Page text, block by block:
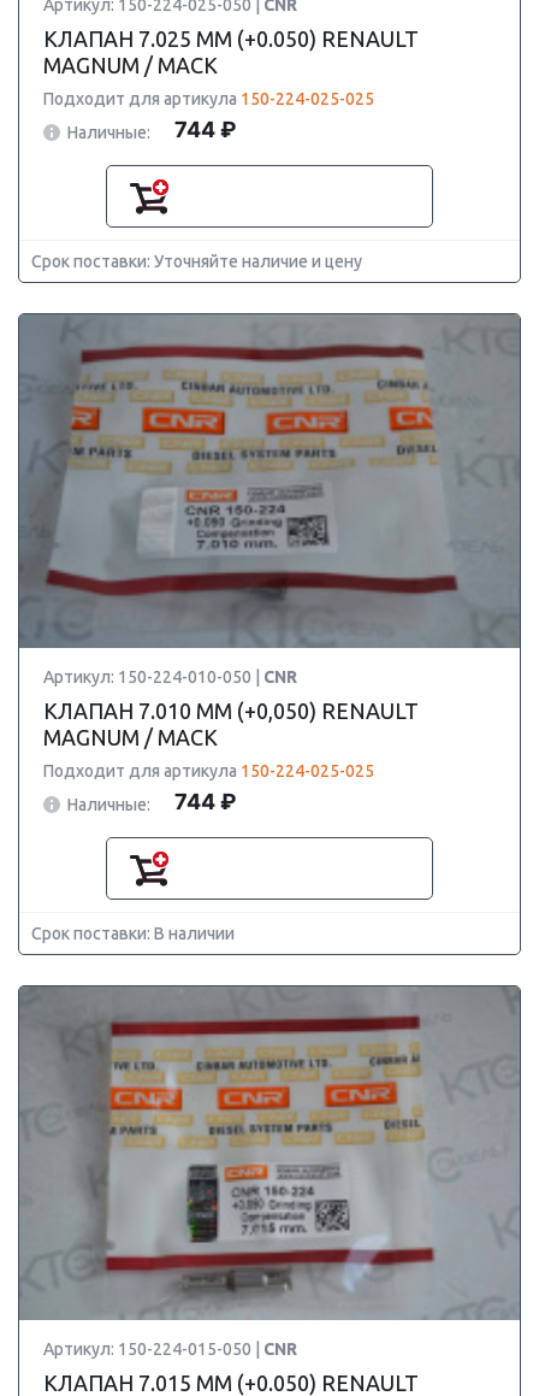
Артикул: 150-224-025-050 | CNR
КЛАПАН 7.025 ММ (+0.050) RENAULT
MAGNUM / MACK
Подходит для артикула 150-224-025-025
Наличные:
744 ₽
Срок поставки: Уточняйте наличие и цену
Артикул: 150-224-010-050 | CNR
КЛАПАН 7.010 ММ (+0,050) RENAULT
MAGNUM / MACK
Подходит для артикула 150-224-025-025
Наличные:
744 ₽
Срок поставки: В наличии
Артикул: 150-224-015-050 | CNR
КЛАПАН 7.015 ММ (+0.050) RENAULT